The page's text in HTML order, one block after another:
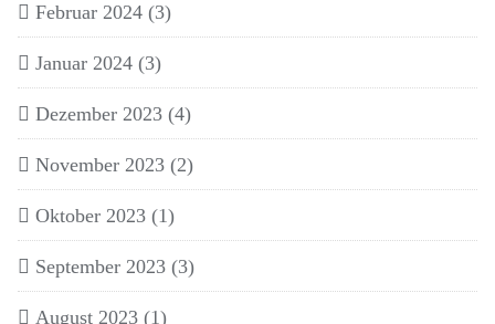
Februar 2024 (3)
Januar 2024 (3)
Dezember 2023 (4)
November 2023 (2)
Oktober 2023 (1)
September 2023 (3)
August 2023 (1)